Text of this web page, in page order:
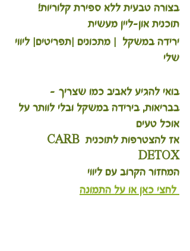
בצורה טבעית ללא ספירת קלוריות!
תוכנית און-ליין מעשית
ירידה במשקל  | מתכונים |תפריטים| ליווי
שלי
בואי להגיע לאביב כמו שצריך -
בבריאות, בירידה במשקל ובלי לוותר על
אוכל טעים
אז להצטרפות לתוכנית CARB
DETOX
המחזור הקרוב עם ליווי
לחצי כאן או על התמונה